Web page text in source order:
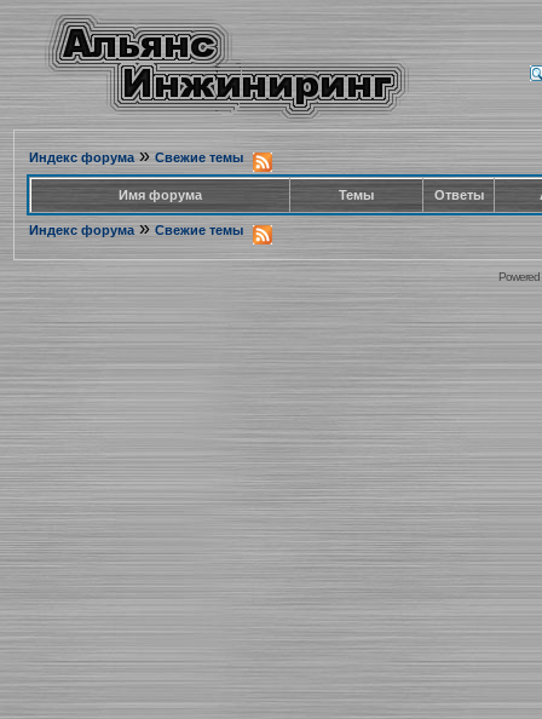
Индекс форума» Свежие темы
Имя форума Темы Ответы
Индекс форума » Свежие темы